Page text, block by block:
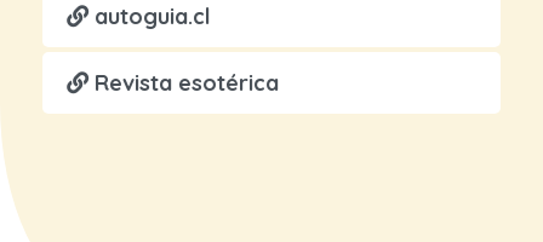
autoguia.cl
Revista esotérica